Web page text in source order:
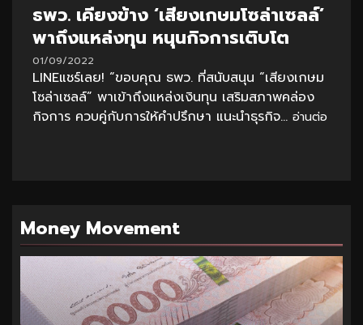
ธพว. เคียงข้าง ‘เสียงเกษมโซล่าเซลล์’
พาถึงแหล่งทุน หนุนกิจการเติบโต
01/09/2022
LINEแชร์เลย! “ขอบคุณ ธพว. ที่สนับสนุน “เสียงเกษม
โซล่าเซลล์” พาเข้าถึงแหล่งเงินทุน เสริมสภาพคล่อง
กิจการ ควบคู่กับการให้คำปรึกษา แนะนำธุรกิจ... อ่านต่อ
Money Movement